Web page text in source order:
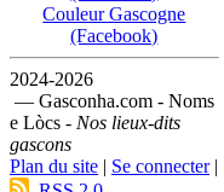
Couleur Gascogne
(Facebook)
2024-2026
— Gasconha.com - Noms
e Lòcs - Nos lieux-dits
gascons
Plan du site | Se connecter|